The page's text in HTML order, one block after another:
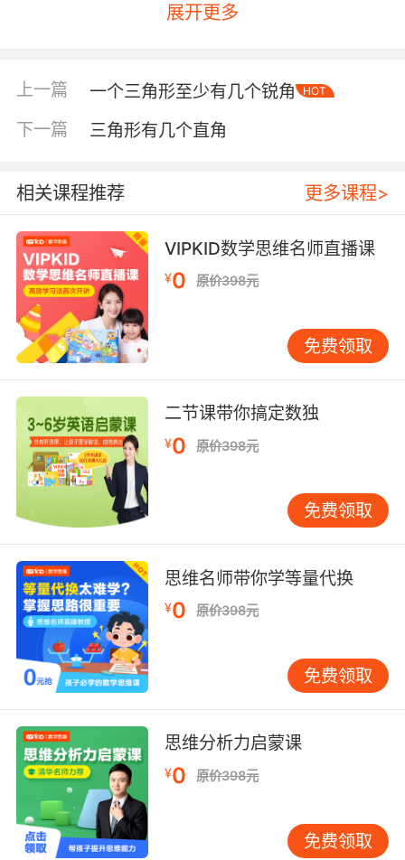
内容简介
这套从韩国引进的数学故事绘本共计20册，本次
推出第二辑10册：《贪心小青蛙》、《胆小大眼
蛙》、《最特别的圣诞树》、《松鼠嘟嘟和小松
果》、《量量酷克有多高》、《海底捉迷藏》、
《你一半，我一半》、《吱吱吱，喵喵喵》、
《谁偷了毛毛的草莓》、《神奇的方箱子》。本
智成长20个心理层面的深度呵护，以及幼儿早期
阅读习惯的科学培养。从数学智能、心智成长以
及早期阅读三个方面对幼儿进行多维训练与提
升。
★幼儿7大数学智能的全面开发
★幼儿心智成长20个层面的深度呵护
★幼儿早期阅读习惯的科学培养
媒体评论
展开更多
上一篇 一个三角形至少有几个锐角 HOT
下一篇 三角形有几个直角
相关课程推荐 更多课程>
VIPKID数学思维名师直播课
¥0 原价398元
免费领取
二节课带你搞定数独
¥0 原价398元
免费领取
思维名师带你学等量代换
¥0 原价398元
免费领取
思维分析力启蒙课
¥0 原价398元
免费领取